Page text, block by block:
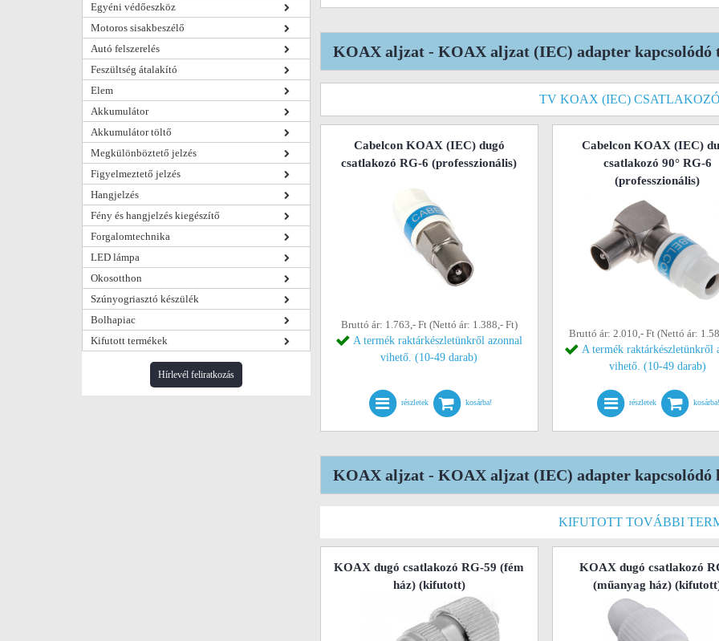
Egyéni védőeszköz
Motoros sisakbeszélő
Autó felszerelés
Feszültség átalakító
Elem
Akkumulátor
Akkumulátor töltő
Megkülönböztető jelzés
Figyelmeztető jelzés
Hangjelzés
Fény és hangjelzés kiegészítő
Forgalomtechnika
LED lámpa
Okosotthon
Szúnyogriasztó készülék
Bolhapiac
Kifutott termékek
Hírlevél feliratkozás
KOAX aljzat - KOAX aljzat (IEC) adapter kapcsolódó
TV KOAX (IEC)
Cabelcon KOAX (IEC) dugó
csatlakozó RG-6 (professzionális)
Bruttó ár: 1.763,- Ft (Nettó ár: 1.388,- Ft)
A termék raktárkészletünkről azonnal
vihető. (10-49 darab)
részletek kosárba!
Cabelcon KOAX (IEC)
csatlakozó 90° RG-6
(professzionális)
Bruttó ár: 2.010,- Ft (Nettó ár:
A termék raktárkészletünkről
vihető. (10-49 darab)
részletek kosárba!
KOAX aljzat - KOAX aljzat (IEC) adapter
KIFUTOTT TOVÁBBI
KOAX dugó csatlakozó RG-59 (fém
ház)(kifutott)
KOAX dugó csatlakozó
(műanyag ház)